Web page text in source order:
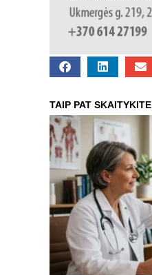
TAIP PAT SKAITYKITE